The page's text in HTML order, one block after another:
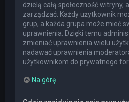
dzielą całą społeczność witryny,
zarządzać. Każdy użytkownik
grup, a każda grupa może mieć
uprawnienia. Dzięki temu
zmieniać uprawnienia wielu
nadawać uprawnienia
użytkownikom do prywatnego
Na górę